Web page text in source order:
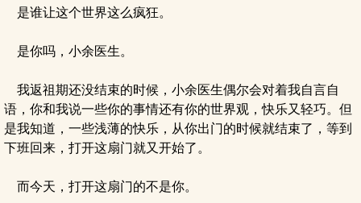
是谁让这个世界这么疯狂。
是你吗，小余医生。
我返祖期还没结束的时候，小余医生偶尔会对着我自言自
语，你和我说一些你的事情还有你的世界观，快乐又轻巧。但
是我知道，一些浅薄的快乐，从你出门的时候就结束了，等到
下班回来，打开这扇门就又开始了。
而今天，打开这扇门的不是你。